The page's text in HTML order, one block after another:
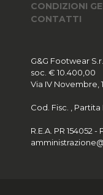
CONDIZIONI
CONTATTI
G&G Footwear
soc. € 10.400,00
Via IV Novembre,
Cod. Fisc. ,
R.E.A. PR 154052 -